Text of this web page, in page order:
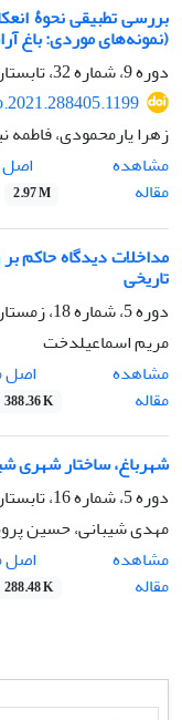
بررسی تطبیقی نحوۀ
(نمونه‌های موردی: باغ
دوره 9، شماره 32، تابستان 1400، صفحه
زهرا یارمحمودی، فاطمه
مشاهده
مقاله
اصل
2.97 M
مداخلات دیدگاه حاکم
تاریخی
دوره 5، شماره 18، زمستان 1396، صفحه
مریم اسماعیلدخت
مشاهده
مقاله
اصل
388.36 K
شهرباغ، ساختار شهری
دوره 5، شماره 16، تابستان 1396، صفحه
مهدی شیبانی، حسین
مشاهده
مقاله
اصل
288.48 K